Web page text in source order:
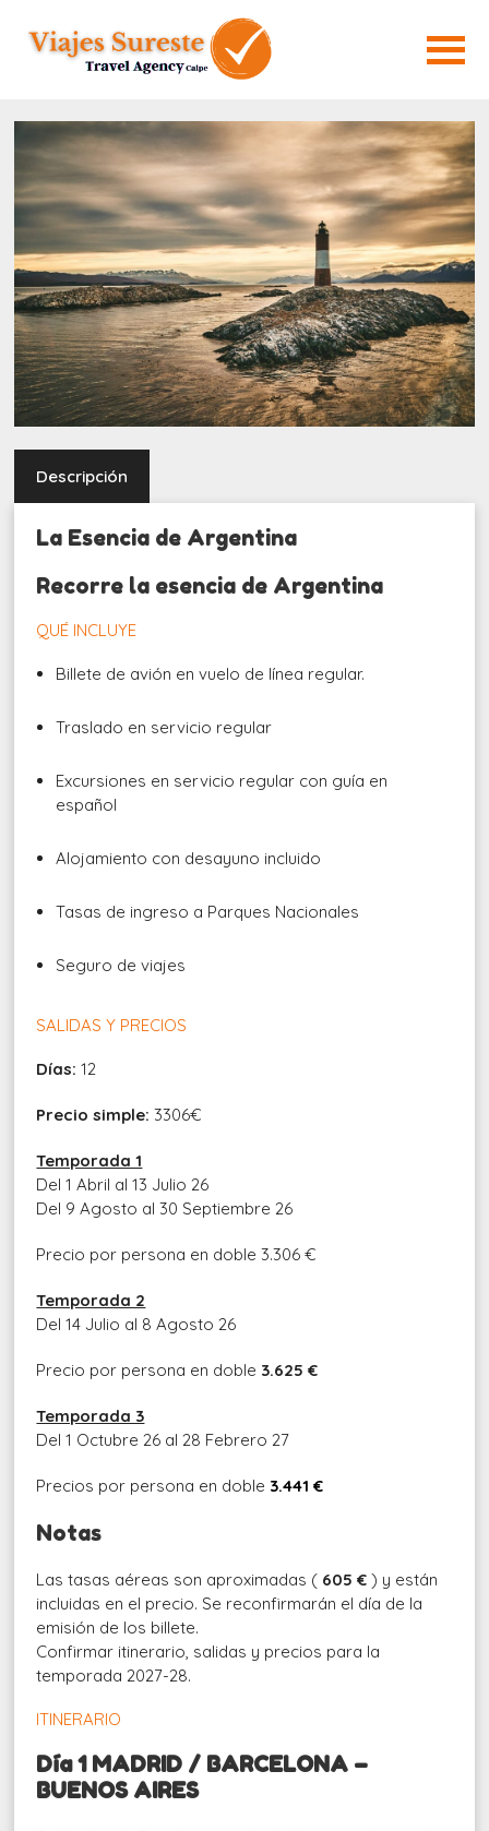
Descripción
La Esencia de Argentina
Recorre la esencia de Argentina
QUÉ INCLUYE
Billete de avión en vuelo de línea regular.
Traslado en servicio regular
Excursiones en servicio regular con guía en
español
Alojamiento con desayuno incluido
Tasas de ingreso a Parques Nacionales
Seguro de viajes
SALIDAS Y PRECIOS
Días: 12
Precio simple: 3306€
Temporada 1
Del 1 Abril al 13 Julio 26
Del 9 Agosto al 30 Septiembre 26
Precio por persona en doble3.306 €
Temporada 2
Del 14 Julio al 8 Agosto 26
Precio por persona en doble 3.625 €
Temporada 3
Del 1 Octubre 26 al 28 Febrero 27
Precios por persona en doble 3.441 €
Notas
Las tasas aéreas son aproximadas ( 605 € ) y están
incluidas en el precio. Se reconfirmarán el día de la
emisión de los billete.
Confirmar itinerario, salidas y precios para la
temporada 2027-28.
ITINERARIO
Día 1 MADRID / BARCELONA –
BUENOS AIRES